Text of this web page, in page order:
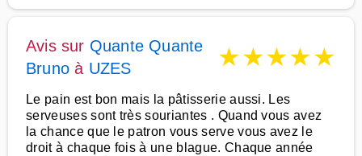
Avis sur Quante Quante
Bruno à UZES ★★★★★
Le pain est bon mais la pâtisserie aussi. Les
serveuses sont très souriantes . Quand vous avez
la chance que le patron vous serve vous avez le
droit à chaque fois à une blague. Chaque année